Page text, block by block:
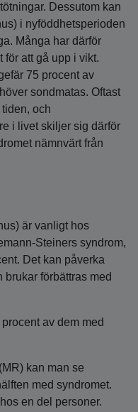
Dessutom kan
i nyföddhetsperioden
Många har därför
för att gå upp i vikt.
75 procent av
sondmatas. Oftast
och
i livet skiljer sig därför
nämnvärt från
är vanligt hos
Steiners syndrom,
Det kan påverka
brukar förbättras med
av dem med
kan man se
med syndromet.
en del personer.